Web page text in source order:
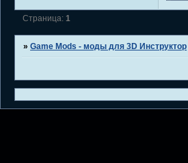
Страница: 1
»Game Mods - моды для 3D Инструктор